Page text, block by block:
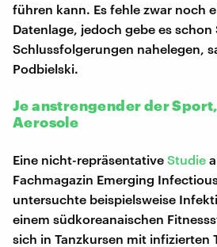
führen kann. Es fehle zwar noch
Datenlage, jedoch gebe es
Schlussfolgerungen nahelegen,
Podbielski.
Je anstrengender der
Aerosole
Eine nicht-repräsentative Studie
Fachmagazin Emerging
untersuchte beispielsweise
einem südkoreanaischen
sich in Tanzkursen mit infizierten